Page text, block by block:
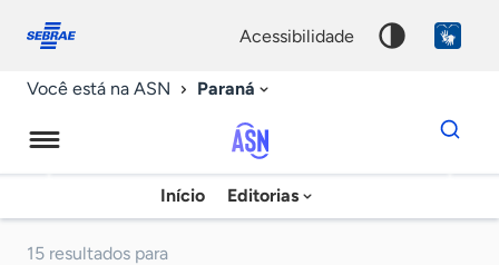
conosco
acessibilidade
Você está na ASN Paraná
Agência
Sebrae
Início Editorias
Dados
para
chave
15 resultados para